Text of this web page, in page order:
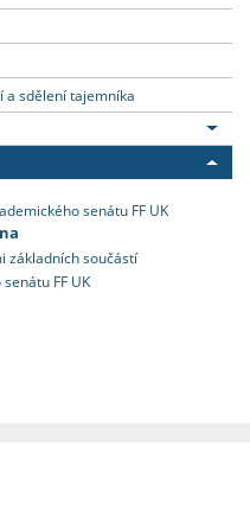
a sdělení tajemníka
senátu FF UK
základních součástí
FF UK